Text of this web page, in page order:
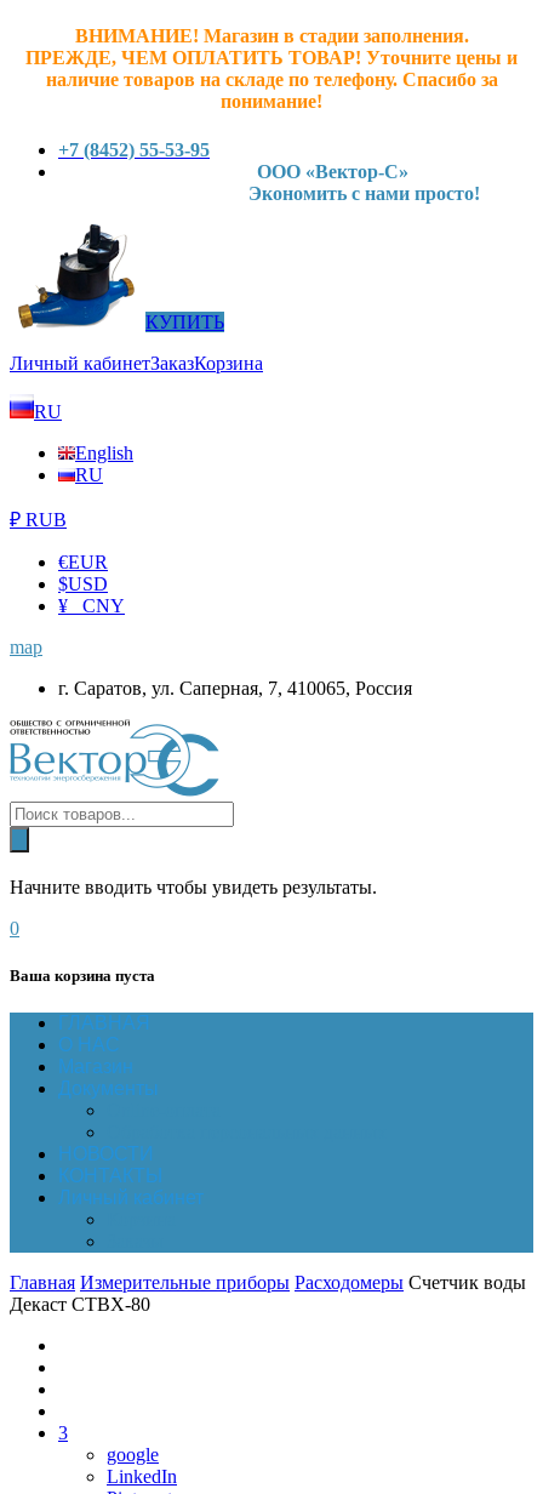
ВНИМАНИЕ! Магазин в стадии заполнения.
ПРЕЖДЕ, ЧЕМ ОПЛАТИТЬ ТОВАР! Уточните цены и
наличие товаров на складе по телефону. Спасибо за
понимание!
+7 (8452) 55-53-95
ООО «Вектор-С»
Экономить с нами просто!
КУПИТЬ
Личный кабинетЗаказКорзина
RU
English
RU
₽ RUB
€EUR
$USD
¥ CNY
map
г. Саратов, ул. Саперная, 7, 410065, Россия
Начните вводить чтобы увидеть результаты.
0
Ваша корзина пуста
ГЛАВНАЯ
О НАС
Магазин
Документы
НОВОСТИ
КОНТАКТЫ
Личный кабинет
Главная Измерительные приборы Расходомеры Счетчик воды
Декаст СТВХ-80
3
google
LinkedIn